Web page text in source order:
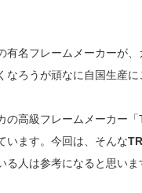
有名フレームメーカーが
なろうが頑なに自国生産に
の高級フレームメーカー
います。今回は、そんな
る人は参考になると思いま